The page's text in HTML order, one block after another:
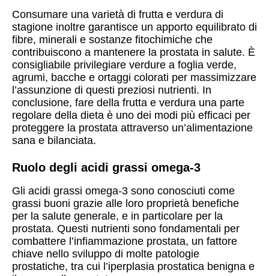
Consumare una varietà di frutta e verdura di
stagione inoltre garantisce un apporto equilibrato di
fibre, minerali e sostanze fitochimiche che
contribuiscono a mantenere la prostata in salute. È
consigliabile privilegiare verdure a foglia verde,
agrumi, bacche e ortaggi colorati per massimizzare
l’assunzione di questi preziosi nutrienti. In
conclusione, fare della frutta e verdura una parte
regolare della dieta è uno dei modi più efficaci per
proteggere la prostata attraverso un’alimentazione
sana e bilanciata.
Ruolo degli acidi grassi omega-3
Gli acidi grassi omega-3 sono conosciuti come
grassi buoni grazie alle loro proprietà benefiche
per la salute generale, e in particolare per la
prostata. Questi nutrienti sono fondamentali per
combattere l’infiammazione prostata, un fattore
chiave nello sviluppo di molte patologie
prostatiche, tra cui l’iperplasia prostatica benigna e